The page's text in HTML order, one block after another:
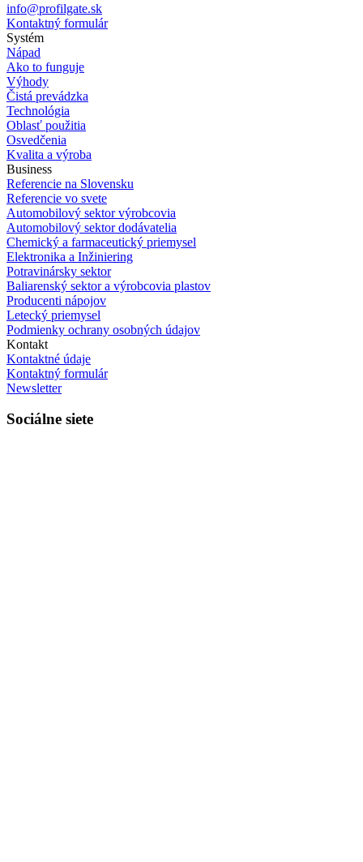
info@profilgate.sk
Kontaktný formulár
Systém
Nápad
Ako to funguje
Výhody
Čistá prevádzka
Technológia
Oblasť použitia
Osvedčenia
Kvalita a výroba
Business
Referencie na Slovensku
Referencie vo svete
Automobilový sektor výrobcovia
Automobilový sektor dodávatelia
Chemický a farmaceutický priemysel
Elektronika a Inžiniering
Potravinársky sektor
Baliarenský sektor a výrobcovia plastov
Producenti nápojov
Letecký priemysel
Podmienky ochrany osobných údajov
Kontakt
Kontaktné údaje
Kontaktný formulár
Newsletter
Sociálne siete